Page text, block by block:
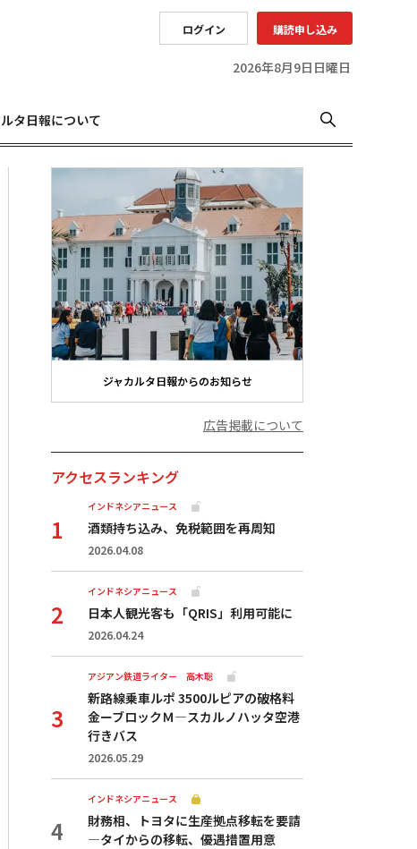
ログイン 購読申し込み
2026年8月9日日曜日
タ日報について
ジャカルタ日報からのお知らせ
広告掲載について
アクセスランキング
インドネシアニュース
酒類持ち込み、免税範囲を再周知
2026.04.08
インドネシアニュース
日本人観光客も「QRIS」利用可能に
2026.04.24
アジアン鉄道ライター 高木聡
新路線乗車ルポ 3500ルピアの破格料
金ーブロックＭ―スカルノハッタ空港
行きバス
2026.05.29
インドネシアニュース
財務相、トヨタに生産拠点移転を要請
—タイからの移転、優遇措置用意